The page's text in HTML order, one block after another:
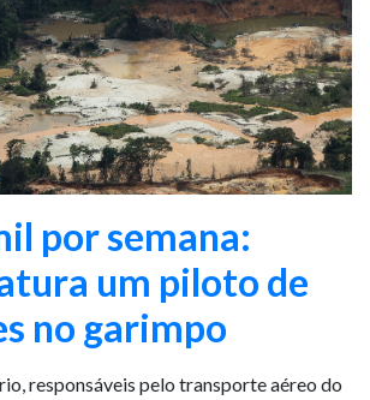
por semana:
um piloto de
no garimpo
responsáveis pelo transporte aéreo do